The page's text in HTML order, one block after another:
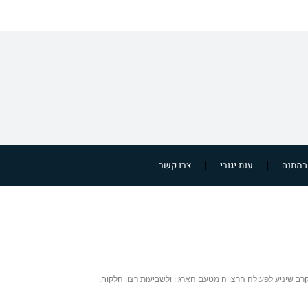
ענת יגורי צרו קשר
שיניע לפעולה הרצויה מטעם הארגון ולשביעות רצון הלקוח.